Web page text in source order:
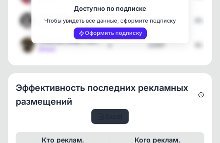
[max]
3 26827
Собачий кайф | НейроЮмор
2 13347
Доступно по подписке
Чтобы увидеть все данные, оформите подписку
Оформить подписку
Эффективность последних рекламных
размещений
Кто реклам. Кого реклам.